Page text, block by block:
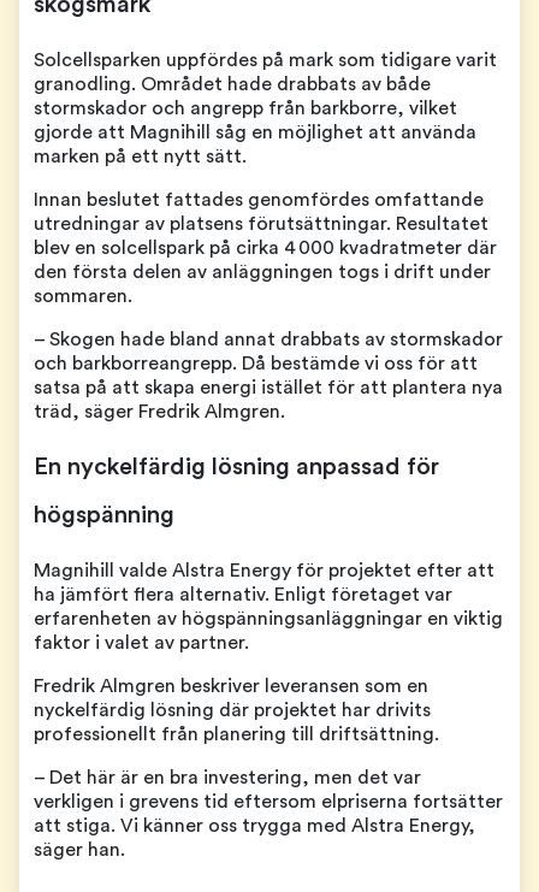
skogsmark
Solcellsparken uppfördes på mark som tidigare varit
granodling. Området hade drabbats av både
stormskador och angrepp från barkborre, vilket
gjorde att Magnihill såg en möjlighet att använda
marken på ett nytt sätt.
Innan beslutet fattades genomfördes omfattande
utredningar av platsens förutsättningar. Resultatet
blev en solcellspark på cirka 4 000 kvadratmeter där
den första delen av anläggningen togs i drift under
sommaren.
– Skogen hade bland annat drabbats av stormskador
och barkborreangrepp. Då bestämde vi oss för att
satsa på att skapa energi istället för att plantera nya
träd, säger Fredrik Almgren.
En nyckelfärdig lösning anpassad för
högspänning
Magnihill valde Alstra Energy för projektet efter att
ha jämfört flera alternativ. Enligt företaget var
erfarenheten av högspänningsanläggningar en viktig
faktor i valet av partner.
Fredrik Almgren beskriver leveransen som en
nyckelfärdig lösning där projektet har drivits
professionellt från planering till driftsättning.
– Det här är en bra investering, men det var
verkligen i grevens tid eftersom elpriserna fortsätter
att stiga. Vi känner oss trygga med Alstra Energy,
säger han.